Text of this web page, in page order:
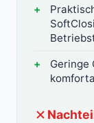
Geringe